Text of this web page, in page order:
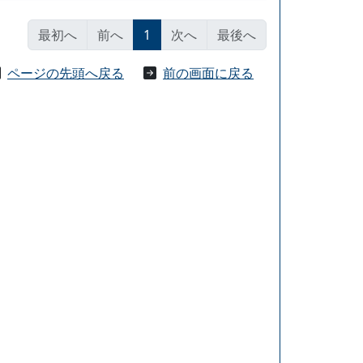
最初へ 前へ 1 次へ 最後へ
ページの先頭へ戻る 前の画面に戻る